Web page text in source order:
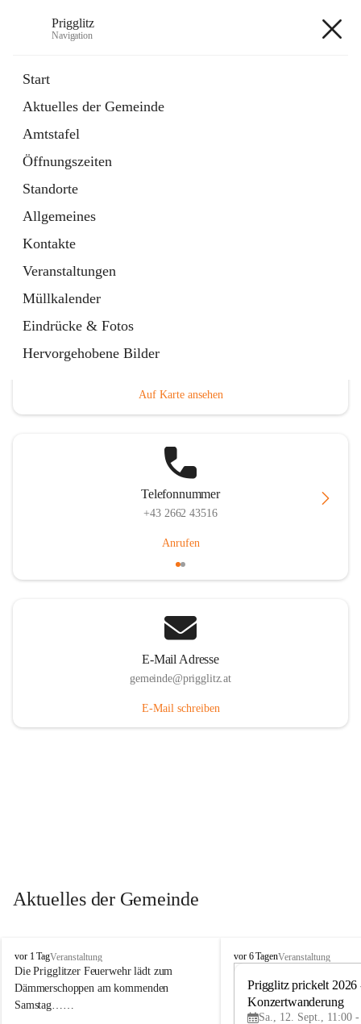
Prigglitz
Navigation
Start
Aktuelles der Gemeinde
Amtstafel
Öffnungszeiten
Standorte
Allgemeines
Kontakte
Veranstaltungen
Müllkalender
Eindrücke & Fotos
Hervorgehobene Bilder
Externe Webseite
in
Tab
Gemeindezeitung
Ordner
öffnet
in
neuem
Tab
Hauptadresse
Auf Karte ansehen
Telefonnummer
+43 2662 43516
Anrufen
E-Mail Adresse
gemeinde@prigglitz.at
E-Mail schreiben
Aktuelles der Gemeinde
P
r
i
g
vor 1 TagVeranstaltung
Die Prigglitzer Feuerwehr lädt zum
Dämmerschoppen am kommenden
Samstag……
P
vor 6 TagenVeranstaltung
Prigglitz prickelt 2026
Konzertwanderung
Sa., 12. Sept., 11:00